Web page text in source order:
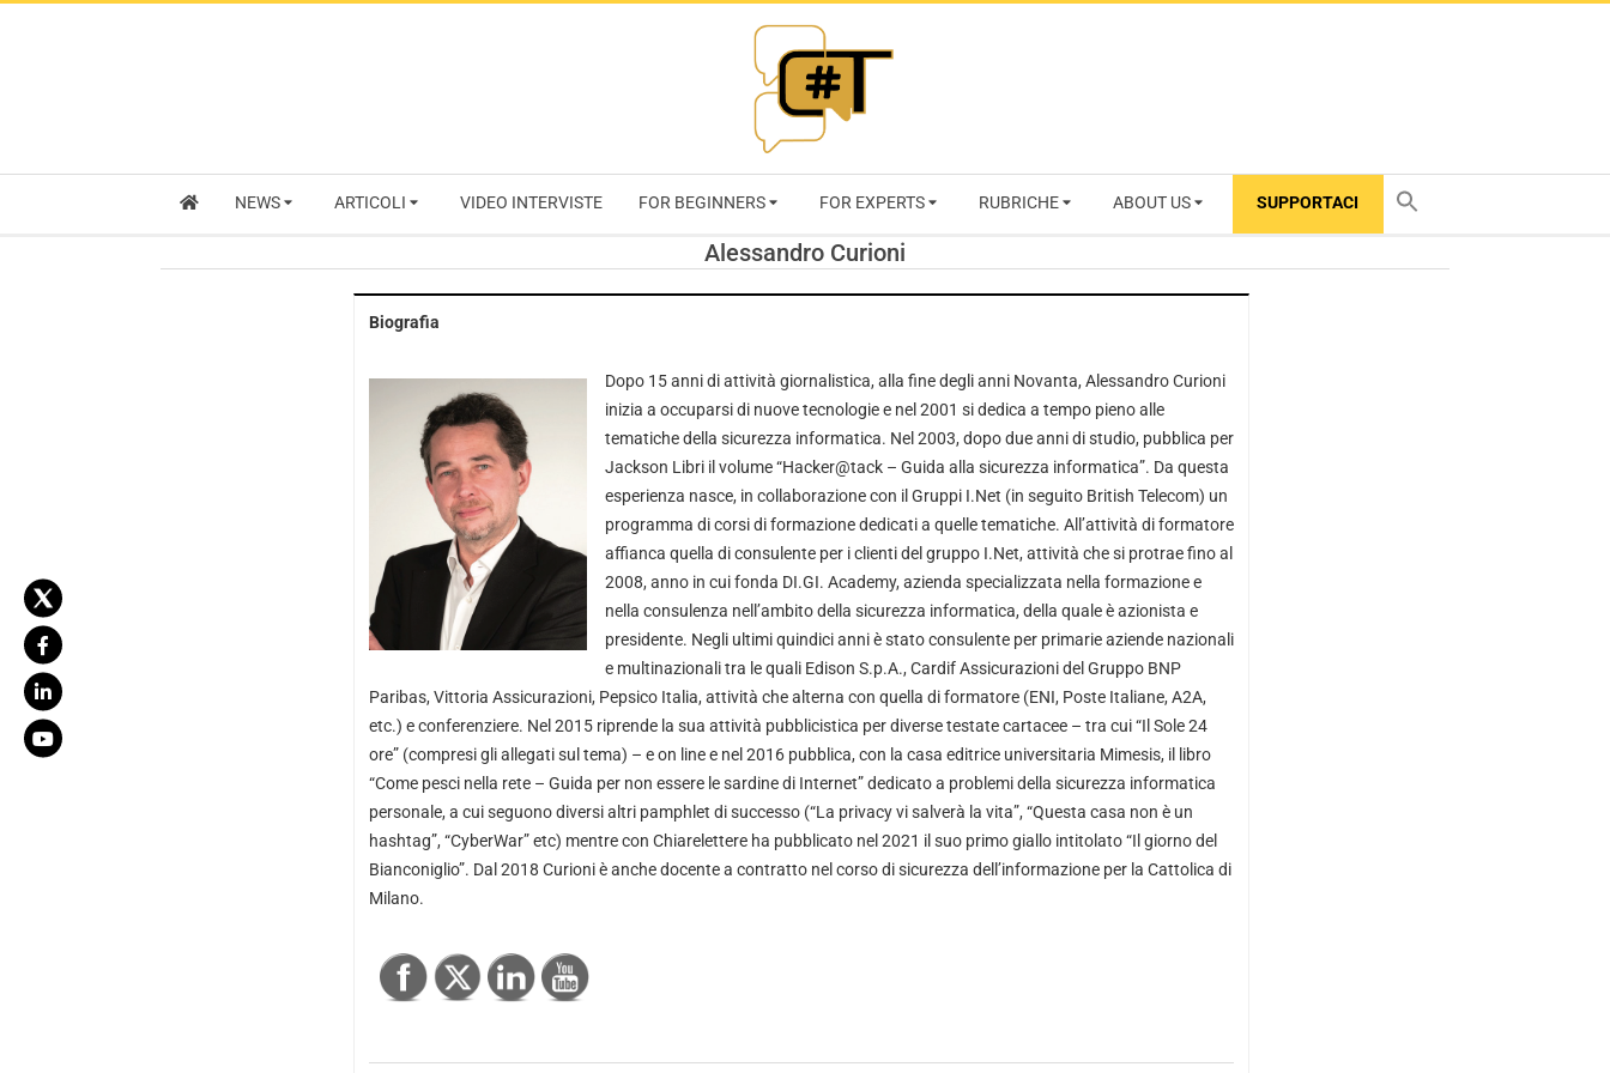
RIVISTA
CYBERSECURITY
NEWS ARTICOLI VIDEO INTERVISTE FOR BEGINNERS FOR EXPERTS RUBRICHE ABOUT US SUPPORTACI
Alessandro Curioni
Biografia
Dopo 15 anni di attività giornalistica, alla fine degli anni Novanta, Alessandro Curioni
inizia a occuparsi di nuove tecnologie e nel 2001 si dedica a tempo pieno alle
tematiche della sicurezza informatica. Nel 2003, dopo due anni di studio, pubblica per
Jackson Libri il volume “Hacker@tack – Guida alla sicurezza informatica”. Da questa
esperienza nasce, in collaborazione con il Gruppi I.Net (in seguito British Telecom) un
programma di corsi di formazione dedicati a quelle tematiche. All’attività di formatore
affianca quella di consulente per i clienti del gruppo I.Net, attività che si protrae fino al
2008, anno in cui fonda DI.GI. Academy, azienda specializzata nella formazione e
nella consulenza nell’ambito della sicurezza informatica, della quale è azionista e
presidente. Negli ultimi quindici anni è stato consulente per primarie aziende nazionali
e multinazionali tra le quali Edison S.p.A., Cardif Assicurazioni del Gruppo BNP
Paribas, Vittoria Assicurazioni, Pepsico Italia, attività che alterna con quella di formatore (ENI, Poste Italiane, A2A,
etc.) e conferenziere. Nel 2015 riprende la sua attività pubblicistica per diverse testate cartacee – tra cui “Il Sole 24
ore” (compresi gli allegati sul tema) – e on line e nel 2016 pubblica, con la casa editrice universitaria Mimesis, il libro
“Come pesci nella rete – Guida per non essere le sardine di Internet” dedicato a problemi della sicurezza informatica
personale, a cui seguono diversi altri pamphlet di successo (“La privacy vi salverà la vita”, “Questa casa non è un
hashtag”, “CyberWar” etc) mentre con Chiarelettere ha pubblicato nel 2021 il suo primo giallo intitolato “Il giorno del
Bianconiglio”. Dal 2018 Curioni è anche docente a contratto nel corso di sicurezza dell’informazione per la Cattolica di
Milano.